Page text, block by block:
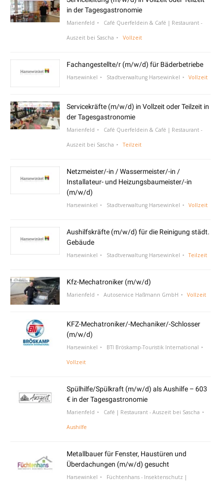
in der Tagesgastronomie
Marienfeld Café Querfeldein & Café | Restaurant -
Auszeit bei Sascha Vollzeit
Fachangestellte/r (m/w/d) für Bäderbetriebe
Harsewinkel Stadtverwaltung Harsewinkel Vollzeit
Servicekräfte (m/w/d) in Vollzeit oder Teilzeit in
der Tagesgastronomie
Marienfeld Café Querfeldein & Café | Restaurant -
Auszeit bei Sascha Teilzeit
Netzmeister/-in / Wassermeister/-in /
Installateur- und Heizungsbaumeister/-in
(m/w/d)
Harsewinkel Stadtverwaltung Harsewinkel Vollzeit
Aushilfskräfte (m/w/d) für die Reinigung städt.
Gebäude
Harsewinkel Stadtverwaltung Harsewinkel Teilzeit
Kfz-Mechatroniker (m/w/d)
Marienfeld Autoservice Haßmann GmbH Vollzeit
KFZ-Mechatroniker/-Mechaniker/-Schlosser
(m/w/d)
Harsewinkel BTI Bröskamp-Touristik International
Vollzeit
Spülhilfe/Spülkraft (m/w/d) als Aushilfe – 603
€ in der Tagesgastronomie
Marienfeld Café | Restaurant - Auszeit bei Sascha
Aushilfe
Metallbauer für Fenster, Haustüren und
Überdachungen (m/w/d) gesucht
Harsewinkel Füchtenhans - Insektenschutz |